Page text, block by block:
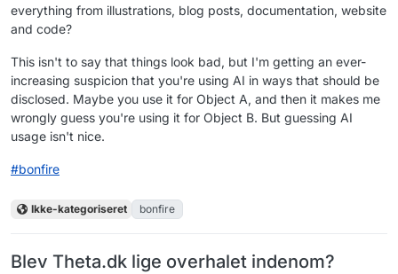
everything from illustrations, blog posts, documentation, website
and code?
This isn't to say that things look bad, but I'm getting an ever-
increasing suspicion that you're using AI in ways that should be
disclosed. Maybe you use it for Object A, and then it makes me
wrongly guess you're using it for Object B. But guessing AI
usage isn't nice.
#bonfire
Ikke-kategoriseret bonfire
Blev Theta.dk lige overhalet indenom?